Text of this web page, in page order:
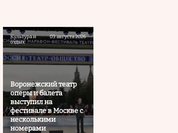
Культура и
отдых
03 августа 2026
Воронежский театр
оперы и балета
выступил на
фестивале в Москве с
несколькими
номерами